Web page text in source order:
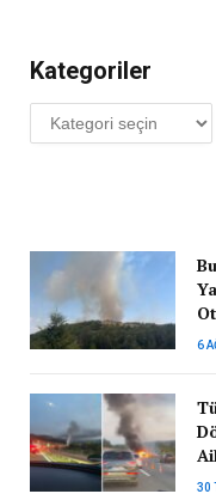
Kategoriler
Kategoriler
6
30